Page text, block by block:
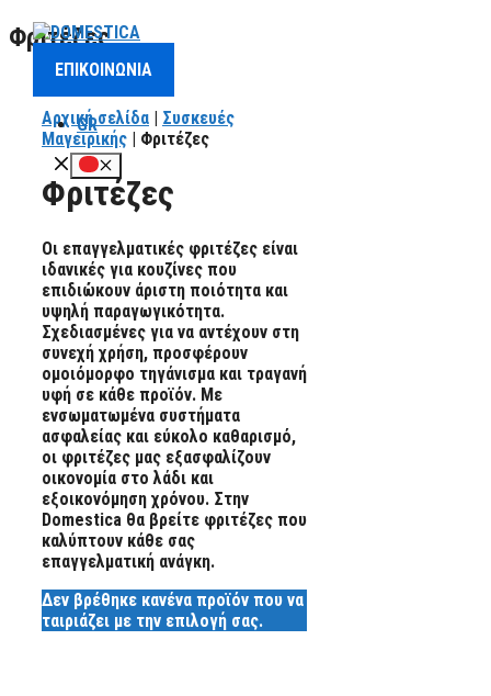
Μετάβαση
σε
περιεχόμενοΕΠΙΚΟΙΝΩΝΙΑ
GR
Φριτέζες
Αρχική σελίδα | Συσκευές
Μαγειρικής | Φριτέζες
Φριτέζες
Οι επαγγελματικές φριτέζες είναι
ιδανικές για κουζίνες που
επιδιώκουν άριστη ποιότητα και
υψηλή παραγωγικότητα.
Σχεδιασμένες για να αντέχουν στη
συνεχή χρήση, προσφέρουν
ομοιόμορφο τηγάνισμα και τραγανή
υφή σε κάθε προϊόν. Με
ενσωματωμένα συστήματα
ασφαλείας και εύκολο καθαρισμό,
οι φριτέζες μας εξασφαλίζουν
οικονομία στο λάδι και
εξοικονόμηση χρόνου. Στην
Domestica θα βρείτε φριτέζες που
καλύπτουν κάθε σας
επαγγελματική ανάγκη.
Δεν βρέθηκε κανένα προϊόν που να
ταιριάζει με την επιλογή σας.